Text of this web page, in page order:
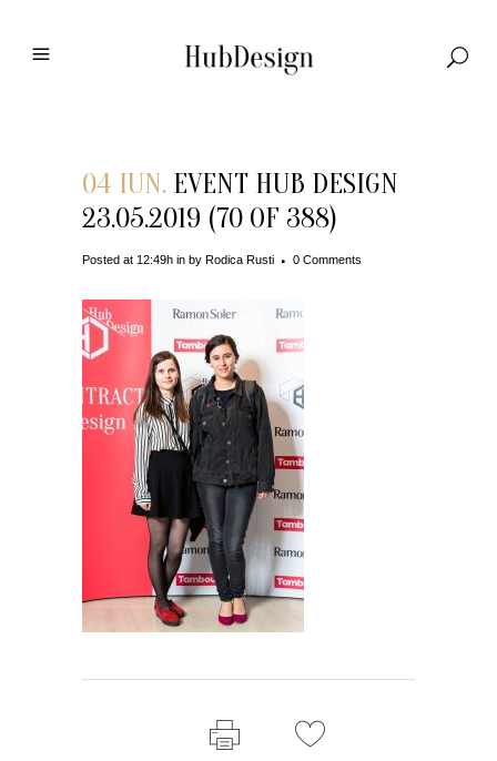
04 IUN. EVENT HUB DESIGN
23.05.2019 (70 OF 388)
Posted at 12:49h in by Rodica Rusti 0 Comments